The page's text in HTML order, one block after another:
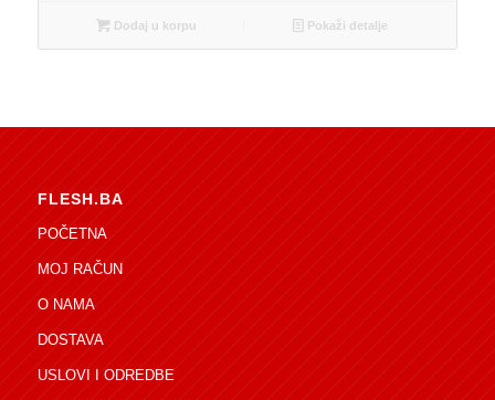
Dodaj u korpu Pokaži detalje
FLESH.BA
POČETNA
MOJ RAČUN
O NAMA
DOSTAVA
USLOVI I ODREDBE